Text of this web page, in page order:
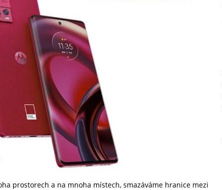
prostorech a na mnoha místech, smazáváme hranice mezi